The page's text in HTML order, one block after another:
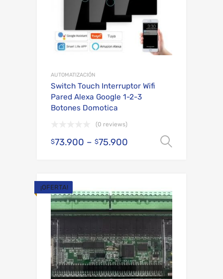
AUTOMATIZACIÓN
Switch Touch Interruptor Wifi
Pared Alexa Google 1-2-3
Botones Domotica
(0 reviews)
$73.900 – $75.900
¡OFERTA!